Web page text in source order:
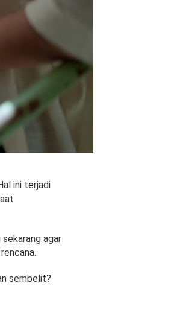
ini terjadi
agar
sembelit?